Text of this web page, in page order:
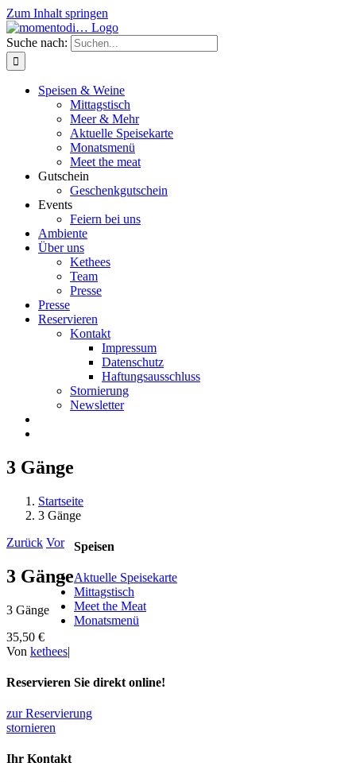
Zum Inhalt springen
Suche nach:
Speisen & Weine
Mittagstisch
Meer & Mehr
Aktuelle Speisekarte
Monatsmenü
Meet the meat
Gutschein
Geschenkgutschein
Events
Feiern bei uns
Ambiente
Über uns
Kethees
Team
Presse
Presse
Reservieren
Kontakt
Impressum
Datenschutz
Haftungsausschluss
Stornierung
Newsletter
3 Gänge
Startseite
3 Gänge
Zurück Vor
3 Gänge
3 Gänge
35,50 €
Von kethees|
Reservieren Sie direkt online!
zur Reservierung
stornieren
Ihr Kontakt
Speisen
Aktuelle Speisekarte
Mittagstisch
Meet the Meat
Monatsmenü